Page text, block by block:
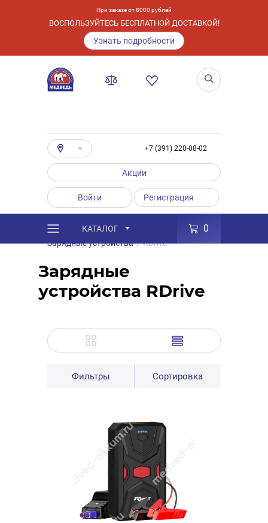
При заказе от 8000 рублей
ВОСПОЛЬЗУЙТЕСЬ БЕСПЛАТНОЙ ДОСТАВКОЙ!
Узнать подробности
+7 (391) 220-08-02
Акции
Войти Регистрация
КАТАЛОГ 0
Каталог / Товары Аксессуары
/
Зарядные устройства / RDrive
Зарядные
устройства RDrive
Фильтры Сортировка